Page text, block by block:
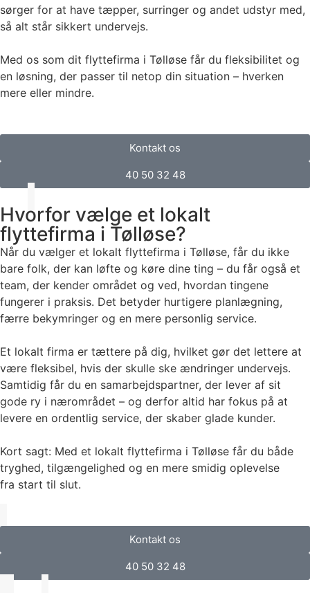
sørger for at have tæpper, surringer og andet udstyr med,
så alt står sikkert undervejs.
Med os som dit flyttefirma i Tølløse får du fleksibilitet og
en løsning, der passer til netop din situation – hverken
mere eller mindre.
Kontakt os
40 50 32 48
Hvorfor vælge et lokalt
flyttefirma i Tølløse?
Når du vælger et lokalt flyttefirma i Tølløse, får du ikke
bare folk, der kan løfte og køre dine ting – du får også et
team, der kender området og ved, hvordan tingene
fungerer i praksis. Det betyder hurtigere planlægning,
færre bekymringer og en mere personlig service.
Et lokalt firma er tættere på dig, hvilket gør det lettere at
være fleksibel, hvis der skulle ske ændringer undervejs.
Samtidig får du en samarbejdspartner, der lever af sit
gode ry i nærområdet – og derfor altid har fokus på at
levere en ordentlig service, der skaber glade kunder.
Kort sagt: Med et lokalt flyttefirma i Tølløse får du både
tryghed, tilgængelighed og en mere smidig oplevelse
fra start til slut.
Kontakt os
40 50 32 48